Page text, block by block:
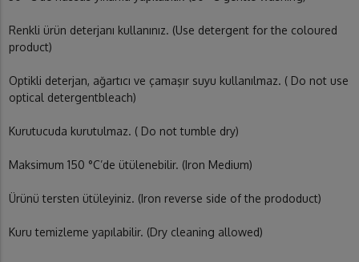
Renkli ürün deterjanı kullanınız. (Use detergent for the coloured
product)
Optikli deterjan, ağartıcı ve çamaşır suyu kullanılmaz. ( Do not use
optical detergentbleach)
Kurutucuda kurutulmaz. ( Do not tumble dry)
Maksimum 150 °C’de ütülenebilir. (Iron Medium)
Ürünü tersten ütüleyiniz. (Iron reverse side of the prododuct)
Kuru temizleme yapılabilir. (Dry cleaning allowed)